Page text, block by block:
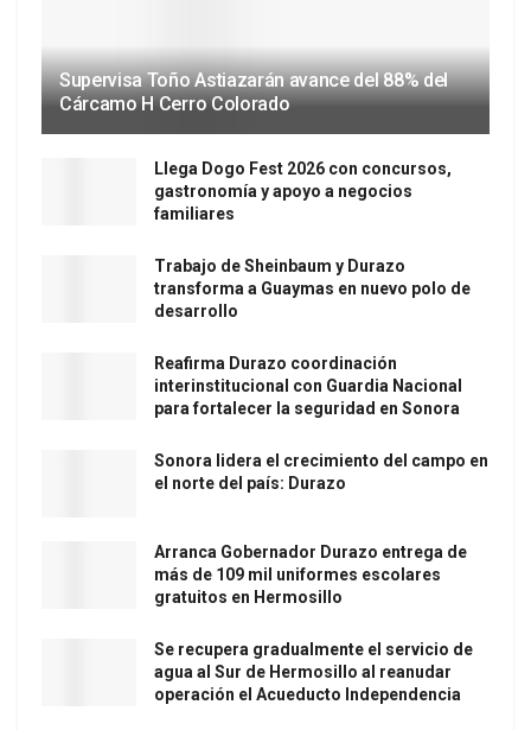
Supervisa Toño Astiazarán avance del 88% del
Cárcamo H Cerro Colorado
Llega Dogo Fest 2026 con concursos,
gastronomía y apoyo a negocios
familiares
Trabajo de Sheinbaum y Durazo
transforma a Guaymas en nuevo polo de
desarrollo
Reafirma Durazo coordinación
interinstitucional con Guardia Nacional
para fortalecer la seguridad en Sonora
Sonora lidera el crecimiento del campo en
el norte del país: Durazo
Arranca Gobernador Durazo entrega de
más de 109 mil uniformes escolares
gratuitos en Hermosillo
Se recupera gradualmente el servicio de
agua al Sur de Hermosillo al reanudar
operación el Acueducto Independencia